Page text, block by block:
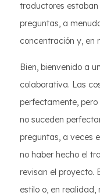
traductores
preguntas, a
concentración y, en
Bien, bienvenido a
colaborativa. Las
perfectamente,
no suceden
preguntas, a veces
no haber hecho el
revisan el proyecto.
estilo o, en realidad,